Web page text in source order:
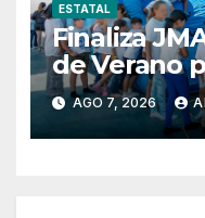
ESTATAL
Finaliza
de Verano
cuidado
AGO 7, 2026